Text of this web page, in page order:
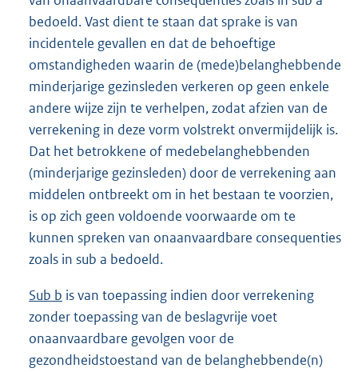
bedoeld. Vast dient te staan dat sprake is van
incidentele gevallen en dat de behoeftige
omstandigheden waarin de (mede)belanghebbende
minderjarige gezinsleden verkeren op geen enkele
andere wijze zijn te verhelpen, zodat afzien van de
verrekening in deze vorm volstrekt onvermijdelijk is.
Dat het betrokkene of medebelanghebbenden
(minderjarige gezinsleden) door de verrekening aan
middelen ontbreekt om in het bestaan te voorzien,
is op zich geen voldoende voorwaarde om te
kunnen spreken van onaanvaardbare consequenties
zoals in sub a bedoeld.
Sub b is van toepassing indien door verrekening
zonder toepassing van de beslagvrije voet
onaanvaardbare gevolgen voor de
gezondheidstoestand van de belanghebbende(n)